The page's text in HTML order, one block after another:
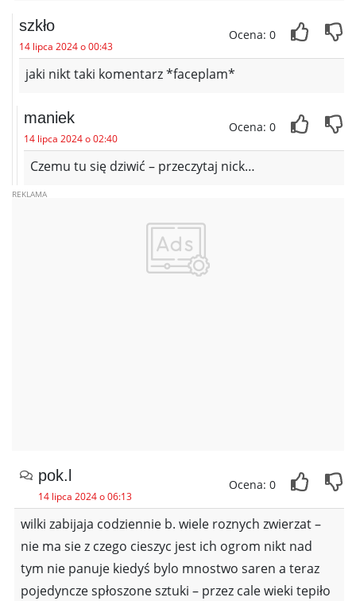
szkło
14 lipca 2024 o 00:43
Ocena: 0
jaki nikt taki komentarz *faceplam*
maniek
14 lipca 2024 o 02:40
Ocena: 0
Czemu tu się dziwić – przeczytaj nick…
pok.l
14 lipca 2024 o 06:13
Ocena: 0
wilki zabijaja codziennie b. wiele roznych zwierzat –
nie ma sie z czego cieszyc jest ich ogrom nikt nad
tym nie panuje kiedyś bylo mnostwo saren a teraz
pojedyncze spłoszone sztuki – przez cale wieki tepiło